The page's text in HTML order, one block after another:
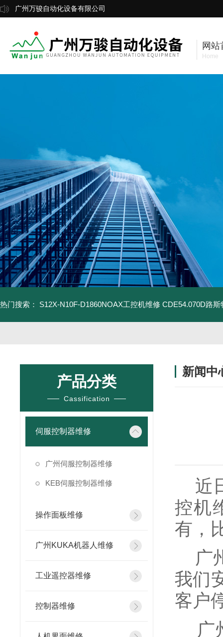
广州万骏自动化设备有限公司
网站
Home
热门搜索： S12X-N10F-D1860NOAX工控机维修 CDE54.070D路
产品分类
Cassification
伺服控制器维修
广州伺服控制器维修
KEB伺服控制器维修
操作面板维修
广州KUKA机器人维修
工业遥控器维修
控制器维修
新闻中
近
控机
有，
广
我们
客户
广